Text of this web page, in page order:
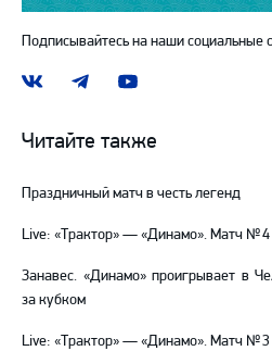
Подписывайтесь на наши социальные
Наша
ВКонтакте
Наш
в
Telegram
Наш
YouTube
Читайте также
Праздничный матч в честь легенд
Live: «Трактор» — «Динамо». Матч № 4
Занавес. «Динамо» проигрывает в
за кубком
Live: «Трактор» — «Динамо». Матч № 3